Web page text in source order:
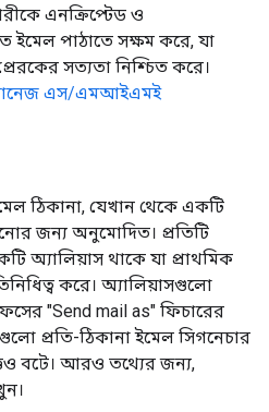
এনক্রিপ্টেড ও
ইমেল পাঠাতে সক্ষম করে, যা
সত্যতা নিশ্চিত করে।
এস/এমআইএমই
ঠিকানা, যেখান থেকে একটি
জন্য অনুমোদিত। প্রতিটি
অ্যালিয়াস থাকে যা প্রাথমিক
করে। অ্যালিয়াসগুলো
"Send mail as" ফিচারের
প্রতি-ঠিকানা ইমেল সিগনেচার
বটে। আরও তথ্যের জন্য,